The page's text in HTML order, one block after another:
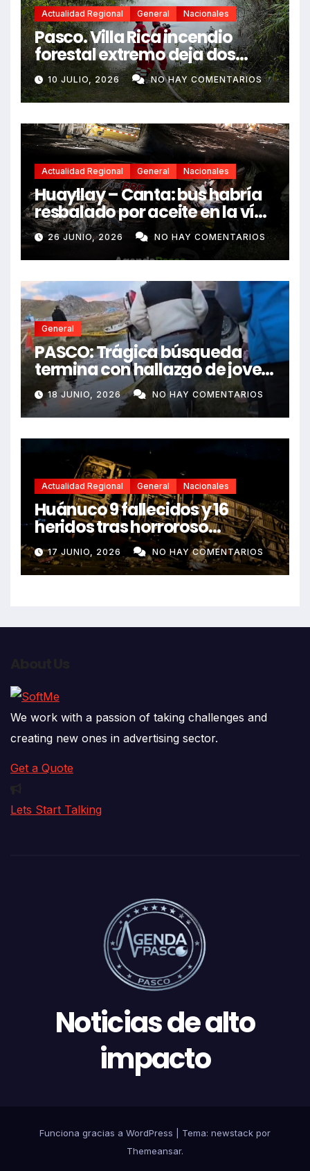
Actualidad Regional General Nacionales
Pasco. Villa Rica incendio
forestal extremo deja dos
fallecidos y heridos
10 JULIO, 2026 NO HAY COMENTARIOS
Actualidad Regional General Nacionales
Huayllay – Canta: bus habría
resbalado por aceite en la vía
e impactó auto siniestrado
dejando dos fallecidos
26 JUNIO, 2026 NO HAY COMENTARIOS
General
PASCO: Trágica búsqueda
termina con hallazgo de joven
sin vida en Rancas
18 JUNIO, 2026 NO HAY COMENTARIOS
Actualidad Regional General Nacionales
Huánuco 9 fallecidos y 16
heridos tras horroroso
despiste de bus Real Chancas
que impactó contra vivienda
17 JUNIO, 2026 NO HAY COMENTARIOS
We work with a passion of taking challenges and
creating new ones in advertising sector.
Get a Quote
Lets Start Talking
Noticias de alto
impacto
Funciona gracias a WordPress
Tema: newstack por
Themeansar.